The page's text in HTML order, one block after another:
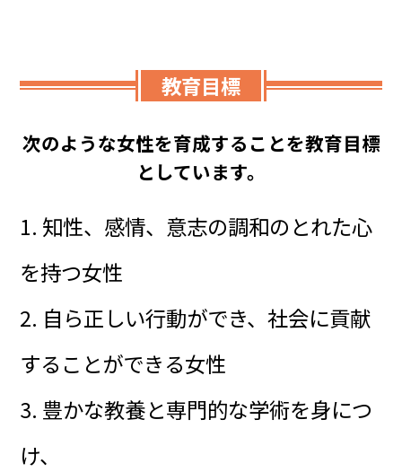
教育目標
次のような女性を育成することを教育目標
としています。
1. 知性、感情、意志の調和のとれた心
を持つ女性
2. 自ら正しい行動ができ、社会に貢献
することができる女性
3. 豊かな教養と専門的な学術を身につ
け、